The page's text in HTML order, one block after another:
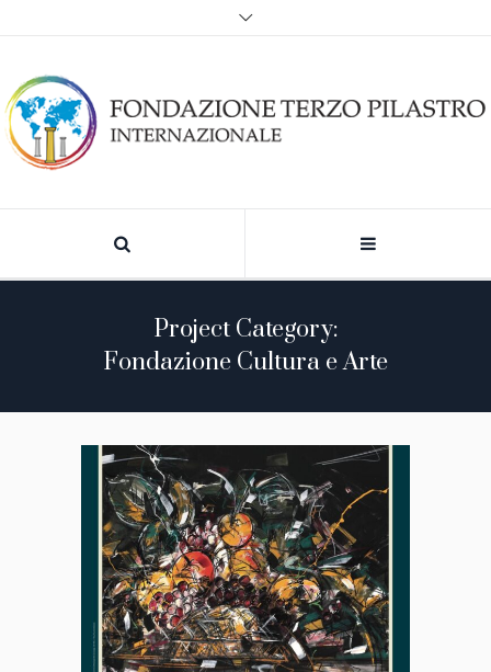
Project Category:
Fondazione Cultura e Arte